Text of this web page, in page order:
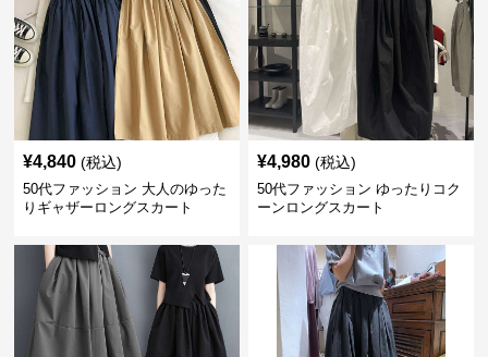
¥4,840 (税込)
50代ファッション 大人のゆった
りギャザーロングスカート
¥4,980 (税込)
50代ファッション ゆったりコク
ーンロングスカート